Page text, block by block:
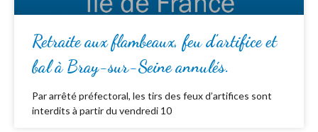
Retraite aux flambeaux, feu d’artifice et
bal à Bray-sur-Seine annulés.
Par arrêté préfectoral, les tirs des feux d’artifices sont
interdits à partir du vendredi 10